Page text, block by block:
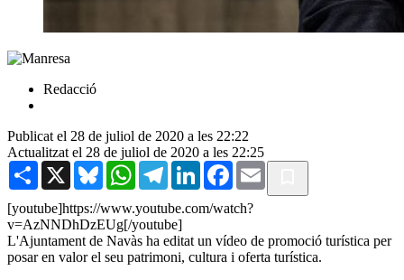
Redacció
Publicat el 28 de juliol de 2020 a les 22:22
Actualitzat el 28 de juliol de 2020 a les 22:25
Share X BlueskyWhatsAppTelegramLinkedInFacebook
Email
[youtube]https://www.youtube.com/watch?
v=AzNNDhDzEUg[/youtube]
L'Ajuntament de Navàs ha editat un vídeo de promoció turística per
posar en valor el seu patrimoni, cultura i oferta turística.